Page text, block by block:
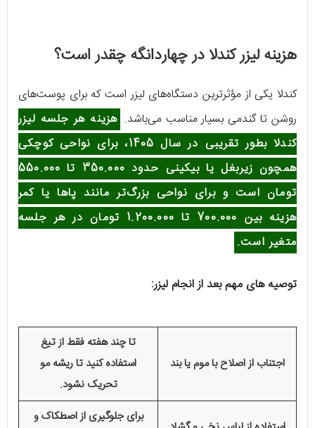
هزینه لیزر کندلا در چهاردانگه چقدر است؟
کندلا یکی از مؤثرترین دستگاه‌های لیزر است که برای پوست‌های
روشن تا گندمی بسیار مناسب می‌باشد. هزینه هر جلسه لیزر
کندلا بطور تقریبی در سال 1405، برای نواحی کوچکی
همچون زیربغل یا بیکینی حدود 350.000 تا 550.000
تومان است و برای نواحی بزرگ‌تر مانند پاها یا کمر
هزینه بین 700.000 تا 1.200.000 تومان در هر جلسه
متغیر است.
توصیه های مهم بعد از انجام لیزر:
اجتناب از اصلاح با موم یا بند
تا چند هفته فقط از تیغ
استفاده کنید تا ریشه مو
تحریک نشود.
برای جلوگیری از اصطکاک و